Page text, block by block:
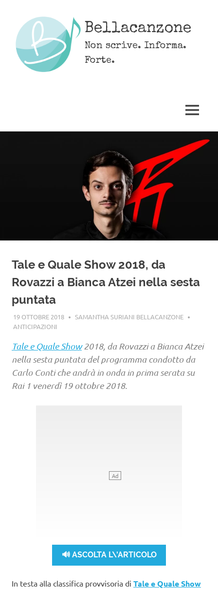
content
Bellacanzone
Non scrive. Informa.
Forte.
MENU
Tale e Quale Show 2018, da
Rovazzi a Bianca Atzei nella sesta
puntata
19 OTTOBRE 2018
SAMANTHA SURIANI BELLACANZONE
ANTICIPAZIONI
Tale e Quale Show2018, da Rovazzi a Bianca Atzei
nella sesta puntata del programma condotto da
Carlo Conti che andrà in onda in prima serata su
Rai 1 venerdì 19 ottobre 2018.
🔊 ASCOLTA L\'ARTICOLO
In testa alla classifica provvisoria di Tale e Quale Show